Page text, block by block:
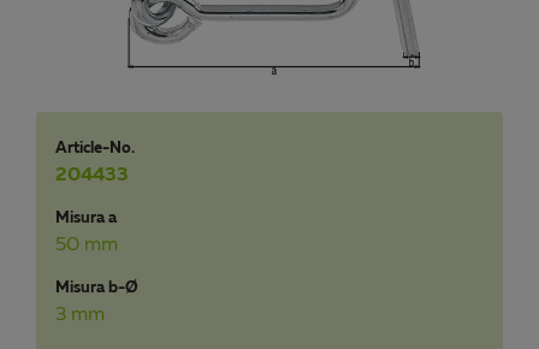
Article-No.
204433
Misura a
50 mm
Misura b-Ø
3 mm